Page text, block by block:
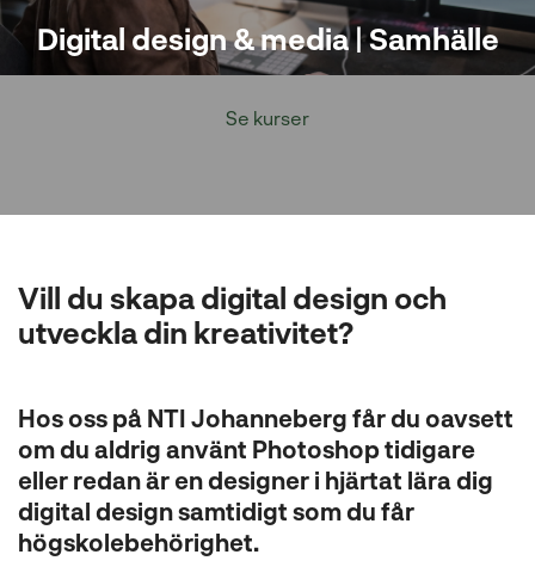
n
l
Digital design & media | Samhälle
Se kurser
Vill du skapa digital design och
utveckla din kreativitet?
Hos oss på NTI Johanneberg får du oavsett
om du aldrig använt Photoshop tidigare
eller redan är en designer i hjärtat lära dig
digital design samtidigt som du får
högskolebehörighet.